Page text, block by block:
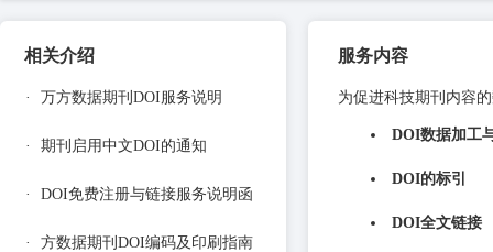
相关介绍
· 万方数据期刊DOI服务说明
· 期刊启用中文DOI的通知
· DOI免费注册与链接服务说明函
· 方数据期刊DOI编码及印刷指南
服务内容
为促进科技期刊内容
DOI数据加工
DOI的标引
DOI全文链接